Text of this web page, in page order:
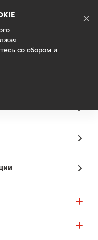
со сбором и
×